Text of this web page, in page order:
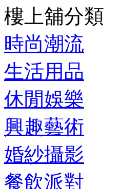
樓上舖分類
時尚潮流
生活用品
休閒娛樂
興趣藝術
婚紗攝影
餐飲派對